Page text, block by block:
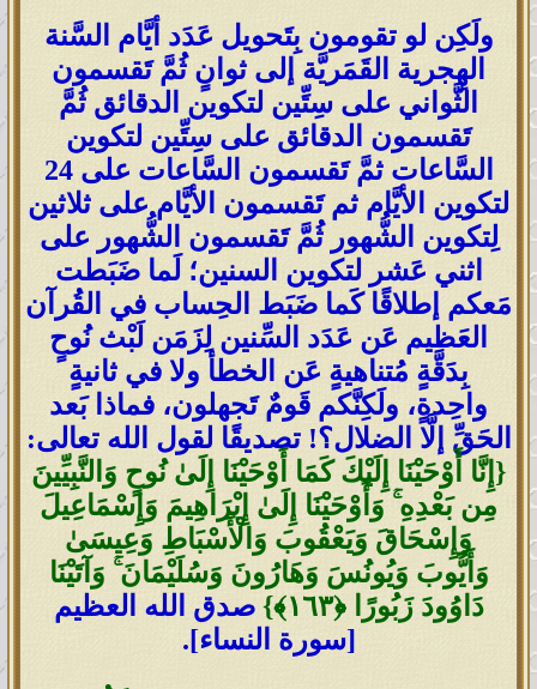
ولَكِن لو تقومون بِتَحويل عَدَد أيَّام السَّنة
الهِجرية القَمَريَّة إلى ثوانٍ ثُمَّ تَقسمون
الثَّواني على سِتِّين لتكوين الدقائق ثُمَّ
تَقسمون الدقائق على سِتِّين لتكوين
السَّاعات ثمَّ تَقسمون السَّاعات على 24
لتكوين الأيَّام ثم تَقسمون الأيَّام على ثلاثين
لِتكوين الشُّهور ثُمَّ تَقسمون الشُّهور على
اثني عَشر لتكوين السنين؛ لَما ضَبَطت
مَعكم إطلاقًا كَما ضَبَط الحِساب في القُرآن
العَظيم عَن عَدَد السِّنين لِزَمَن لَبْث نُوحٍ
بِدَقَّةٍ مُتناهيةٍ عَن الخطأ ولا في ثانيةٍ
واحِدةٍ، ولَكِنَّكم قَومٌ تَجهلون، فماذا بَعد
الحَقِّ إلَّا الضلال؟! تصديقًا لقول الله تعالى:
{إِنَّا أَوْحَيْنَا إِلَيْكَ كَمَا أَوْحَيْنَا إِلَىٰ نُوحٍ وَالنَّبِيِّينَ
مِن بَعْدِهِ ۚ وَأَوْحَيْنَا إِلَىٰ إِبْرَاهِيمَ وَإِسْمَاعِيلَ
وَإِسْحَاقَ وَيَعْقُوبَ وَالْأَسْبَاطِ وَعِيسَىٰ
وَأَيُّوبَ وَيُونُسَ وَهَارُونَ وَسُلَيْمَانَ ۚ وَآتَيْنَا
دَاوُودَ زَبُورًا ‎﴿١٦٣﴾‏}
صدق الله العظيم
[سورة النساء].